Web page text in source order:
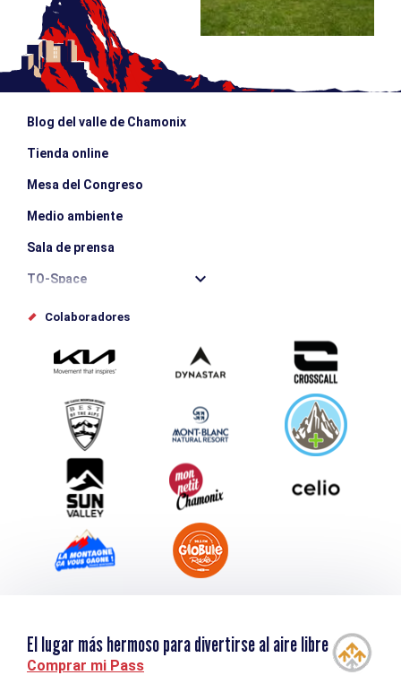
Blog del valle de Chamonix
Tienda online
Mesa del Congreso
Medio ambiente
Sala de prensa
TO-Space
Offices de tourisme
Envíe su evento
Service groupes et séminaires
Descargar
Turismo y discapacidad
Colaboradores
El lugar más hermoso para divertirse al aire libre
Comprar mi Pass